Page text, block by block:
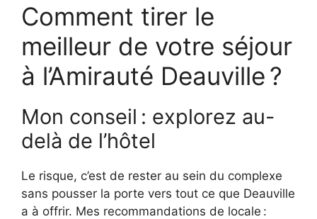
Comment tirer le
meilleur de votre séjour
à l’Amirauté Deauville ?
Mon conseil : explorez au-
delà de l’hôtel
Le risque, c’est de rester au sein du complexe
sans pousser la porte vers tout ce que Deauville
a à offrir. Mes recommandations de locale :